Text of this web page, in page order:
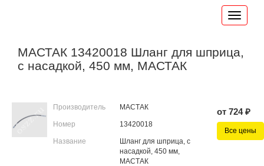
МАСТАК 13420018 Шланг для шприца,
с насадкой, 450 мм, МАСТАК
Производитель МАСТАК
Номер 13420018
Название
Шланг для шприца, с
насадкой, 450 мм,
МАСТАК
от 724 ₽
Все цены